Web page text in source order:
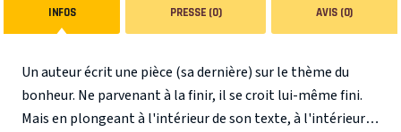
INFOS PRESSE (0) AVIS (0)
Un auteur écrit une pièce (sa dernière) sur le thème du
bonheur. Ne parvenant à la finir, il se croit lui-même fini.
Mais en plongeant à l'intérieur de son texte, à l'intérieur